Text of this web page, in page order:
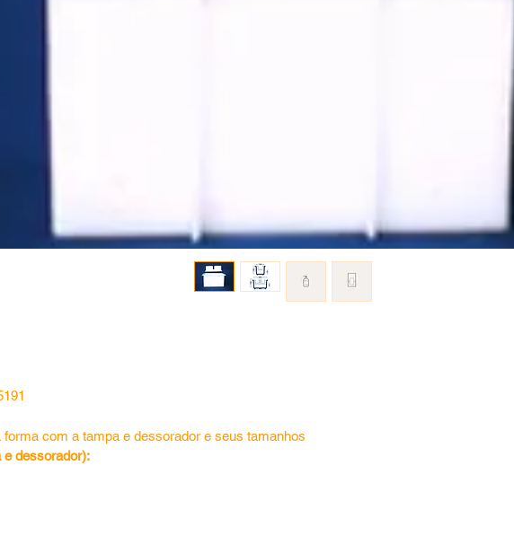
forma com a tampa e dessorador e seus tamanhos
e dessorador):